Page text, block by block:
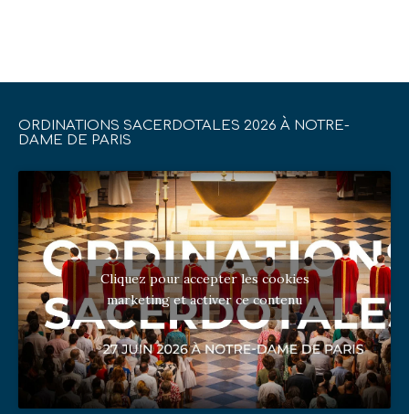
ORDINATIONS SACERDOTALES 2026 À NOTRE-
DAME DE PARIS
Cliquez pour accepter les cookies
marketing et activer ce contenu